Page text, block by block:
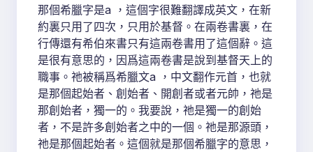
那個希臘字是a ，這個字很難翻譯成英文，在新
約裏只用了四次，只用於基督。在兩卷書裏，在
行傳還有希伯來書只有這兩卷書用了這個辭。這
是很有意思的，因爲這兩卷書是說到基督天上的
職事。祂被稱爲希臘文a ，中文翻作元首，也就
是那個起始者、創始者、開創者或者元帥，祂是
那創始者，獨一的。我要說，祂是獨一的創始
者，不是許多創始者之中的一個。祂是那源頭，
祂是那個起始者。這個就是那個希臘字的意思，